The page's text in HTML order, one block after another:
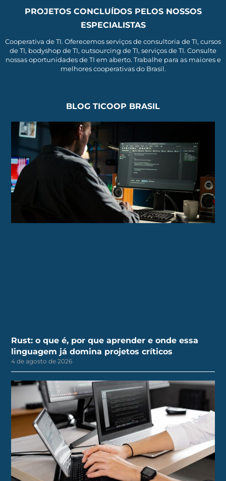
PROJETOS CONCLUÍDOS PELOS NOSSOS
ESPECIALISTAS
Cooperativa de TI. Oferecemos serviços de consultoria de TI, cursos
de TI, bodyshop de TI, outsourcing de TI, serviços de TI. Consulte
nossas oportunidades de TI em aberto. Trabalhe para as maiores e
melhores cooperativas do Brasil.
BLOG TICOOP BRASIL
Rust: o que é, por que aprender e onde essa
linguagem já domina projetos críticos
4 de agosto de 2026